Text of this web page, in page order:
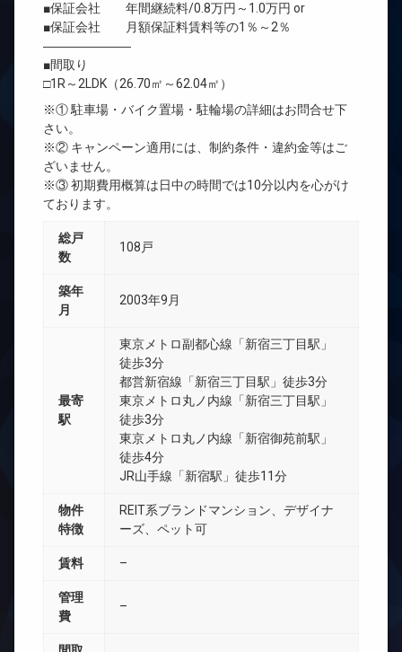
■保証会社 年間継続料/0.8万円～1.0万円 or
■保証会社 月額保証料賃料等の1％～2％
―――――――
■間取り
□1R～2LDK（26.70㎡～62.04㎡）
※① 駐車場・バイク置場・駐輪場の詳細はお問合せ下
さい。
※② キャンペーン適用には、制約条件・違約金等はご
ざいません。
※③ 初期費用概算は日中の時間では10分以内を心がけ
ております。
総戸
数
108戸
築年
月
2003年9月
最寄
駅
東京メトロ副都心線「新宿三丁目駅」
徒歩3分
都営新宿線「新宿三丁目駅」徒歩3分
東京メトロ丸ノ内線「新宿三丁目駅」
徒歩3分
東京メトロ丸ノ内線「新宿御苑前駅」
徒歩4分
JR山手線「新宿駅」徒歩11分
物件
特徴
REIT系ブランドマンション、デザイナ
ーズ、ペット可
賃料 –
管理
費
–